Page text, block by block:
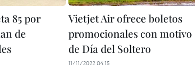
85 por
de
Vietjet Air ofrece boletos
promocionales con motivo
de Día del Soltero
11/11/2022 04:15